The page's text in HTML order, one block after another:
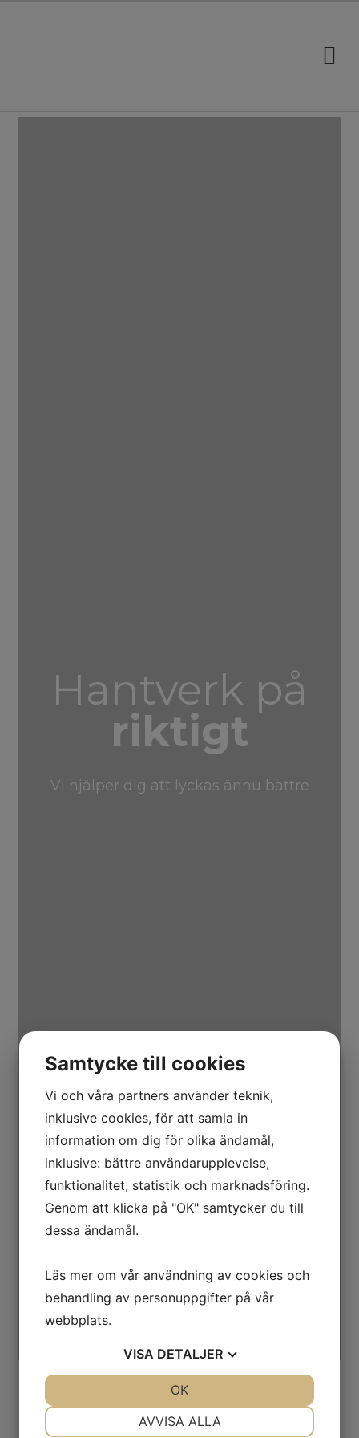
Hantverk på
riktigt
Vi hjälper dig att lyckas ännu bättre
Samtycke till cookies
Vi och våra partners använder teknik,
inklusive cookies, för att samla in
information om dig för olika ändamål,
inklusive: bättre användarupplevelse,
funktionalitet, statistik och marknadsföring.
Genom att klicka på "OK" samtycker du till
dessa ändamål.
Läs mer om vår användning av cookies och
behandling av personuppgifter på vår
webbplats.
VISA DETALJER
AVVISA ALLA
OK